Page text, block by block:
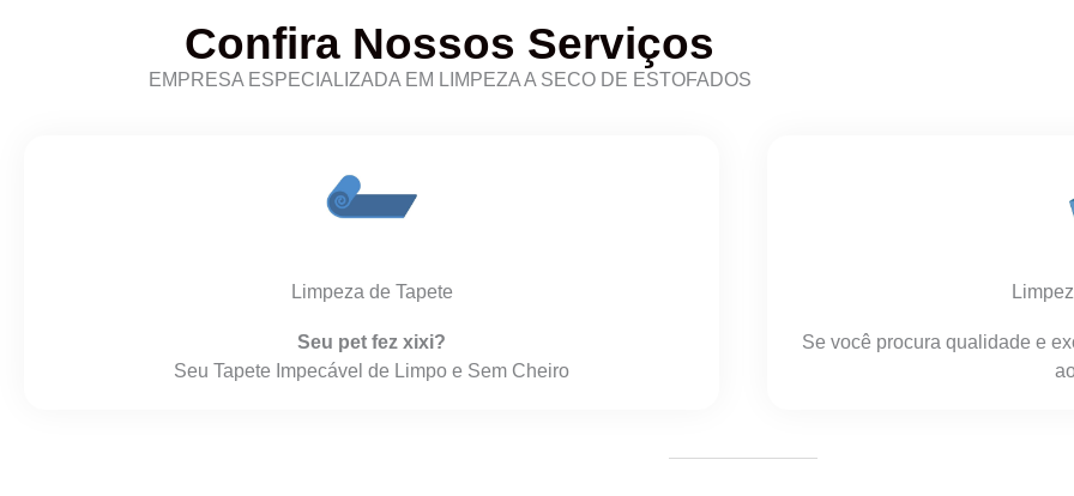
Confira Nossos Serviços
EMPRESA ESPECIALIZADA EM LIMPEZA A SECO DE ESTOFADOS
Limpeza de Tapete
Seu pet fez xixi?
Seu Tapete Impecável de Limpo e Sem Cheiro
Se você procura qualidade e